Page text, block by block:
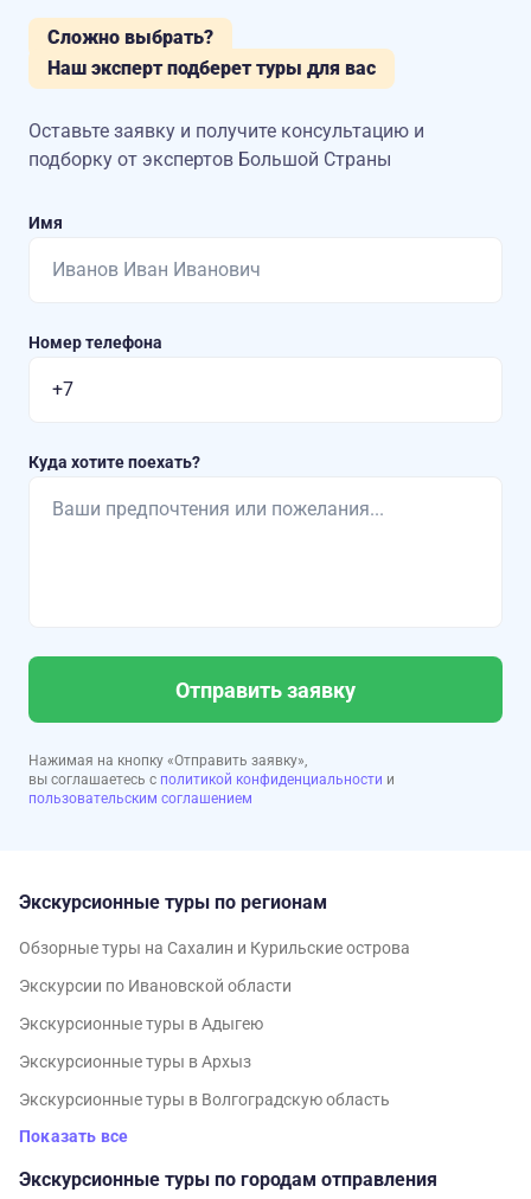
Сложно выбрать?
Наш эксперт подберет туры для вас
Оставьте заявку и получите консультацию и
подборку от экспертов Большой Страны
Имя
Номер телефона
Куда хотите поехать?
Отправить заявку
Нажимая на кнопку «Отправить заявку»,
вы соглашаетесь с политикой конфиденциальности и
пользовательским соглашением
Экскурсионные туры по регионам
Обзорные туры на Сахалин и Курильские острова
Экскурсии по Ивановской области
Экскурсионные туры в Адыгею
Экскурсионные туры в Архыз
Экскурсионные туры в Волгоградскую область
Показать все
Экскурсионные туры по городам отправления